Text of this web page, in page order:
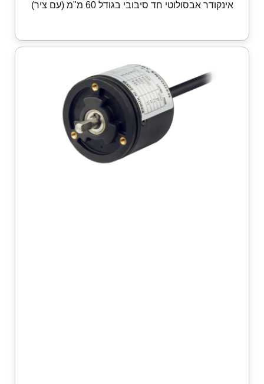
אינקודר אבסולוטי חד סיבובי בגודל 60 מ"מ (עם ציר)